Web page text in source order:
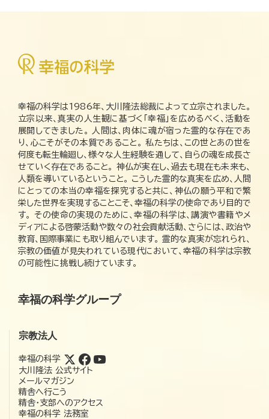
幸福の科学は1986年、大川隆法総裁によって立宗されました。
立宗以来、真実の人生観に基づく「幸福」を広めるべく、活動を
展開してきました。 人間は、肉体に魂が宿った霊的な存在であ
り、心こそがその本質であること。 私たちは、この世とあの世を
何度も転生輪廻し、様々な人生経験を通して、自らの魂を成長さ
せていく存在であること。 神仏が実在し、過去も現在も未来も、
人類を導いているということ。 こうした霊的な真実を広め、人間
にとっての本当の幸福を探究すると共に、神仏の願う平和で繁
栄した世界を実現することこそ、幸福の科学の使命であり目的で
す。 その使命の実現のために、幸福の科学は、講演や書籍やメ
ディアによる啓蒙活動や数々の社会貢献活動、さらには、政治や
教育、国際事業にも取り組んでいます。 霊的な真実が忘れられ、
宗教の価値が見失われている現代において、幸福の科学は宗教
の可能性に挑戦し続けています。
幸福の科学グループ
宗教法人
幸福の科学
大川隆法 公式サイト
メールマガジン
精舎へ行こう
精舎・支部へのアクセス
幸福の科学 法務室